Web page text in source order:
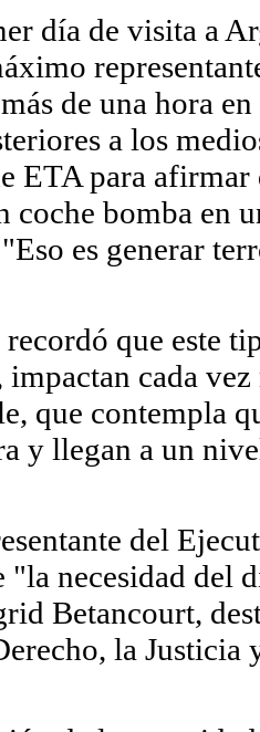
día de visita a
de una hora
a los
ETA para afirmar
coche bomba en
es generar
que este
impactan cada
que contempla
y llegan a un
del
"la necesidad del
Betancourt,
la